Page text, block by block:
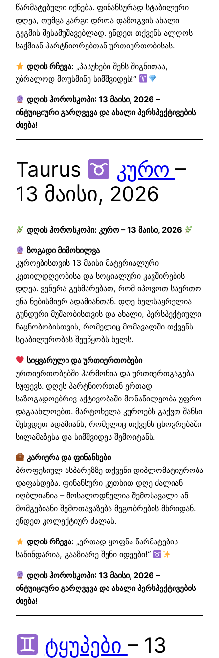
წარმატებული იქნება. ფინანსურად სტაბილური
დღეა, თუმცა კარგი დროა დაზოგვის ახალი
გეგმის შესამუშავებლად. ენდეთ თქვენს ალღოს
საქმიან პარტნიორებთან ურთიერთობისას.
დღის რჩევა: „პასუხები შენს შიგნითაა,
უბრალოდ მოუსმინე სიმშვიდეს!“
დღის ჰოროსკოპი: 13 მაისი, 2026 –
ინტუიციური გარღვევა და ახალი პერსპექტივების
ძიება!
Taurus კურო –
13 მაისი, 2026
დღის ჰოროსკოპი: კურო – 13 მაისი, 2026
ზოგადი მიმოხილვა
კუროებისთვის 13 მაისი მატერიალური
კეთილდღეობისა და სოციალური კავშირების
დღეა. ვენერა გეხმარებათ, რომ იპოვოთ საერთო
ენა ნებისმიერ ადამიანთან. დღე ხელსაყრელია
გუნდური მუშაობისთვის და ახალი, პერსპექტიული
ნაცნობობისთვის, რომელიც მომავალში თქვენს
სტაბილურობას შეუწყობს ხელს.
სიყვარული და ურთიერთობები
ურთიერთობებში ჰარმონია და ურთიერთგაგება
სუფევს. დღეს პარტნიორთან ერთად
საზოგადოებრივ აქტივობაში მონაწილეობა უფრო
დაგაახლოებთ. მარტოხელა კუროებს გაქვთ შანსი
შეხვდეთ ადამიანს, რომელიც თქვენს ცხოვრებაში
სილამაზესა და სიმშვიდეს შემოიტანს.
კარიერა და ფინანსები
პროფესიულ ასპარეზზე თქვენი დიპლომატიურობა
დაფასდება. ფინანსური კუთხით დღე ძალიან
იღბლიანია – მოსალოდნელია შემოსავალი ან
მომგებიანი შემოთავაზება მეგობრების მხრიდან.
ენდეთ კოლექტიურ ძალას.
დღის რჩევა: „ერთად ყოფნა წარმატების
საწინდარია, გააზიარე შენი იდეები!“
დღის ჰოროსკოპი: 13 მაისი, 2026 –
ინტუიციური გარღვევა და ახალი პერსპექტივების
ძიება!
ტყუპები – 13